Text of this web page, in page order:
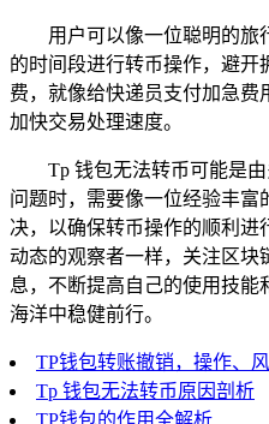
用户可以像一位聪明的旅
的时间段进行转币操作，避开
费，就像给快递员支付加急费
加快交易处理速度。
Tp 钱包无法转币可能是
问题时，需要像一位经验丰
决，以确保转币操作的顺利进
动态的观察者一样，关注区块
息，不断提高自己的使用技能
海洋中稳健前行。
TP钱包转账撤销，操作、
Tp 钱包无法转币原因剖析
TP钱包的作用全解析